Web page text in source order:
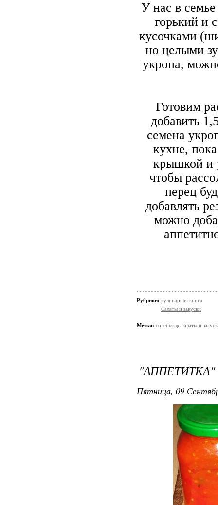
У нас в
горький и
кусочками
но целыми
укропа,
Готовим
добавить
семена
кухне,
крышкой и
чтобы
перец
добавлять
можно
Рубрики: кулинарная книга
Салаты и закуски
Метки: соленья салаты и
"АППЕТИТКА"
Пятница, 09